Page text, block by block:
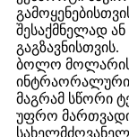
შესაქმნელად
გაგზავნისთვის.
ბოლო მოლარის
ინტრაორალური
მაგრამ სწორი
უფრო მართვადი